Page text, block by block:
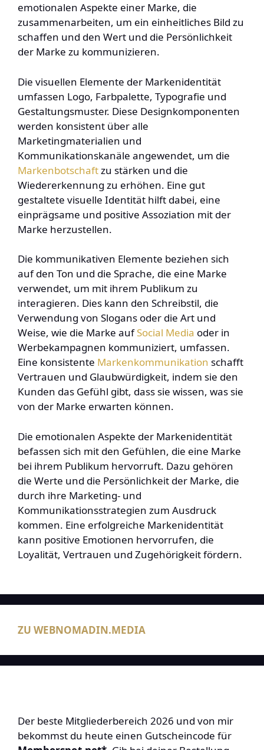
emotionalen Aspekte einer Marke, die
zusammenarbeiten, um ein einheitliches Bild zu
schaffen und den Wert und die Persönlichkeit
der Marke zu kommunizieren.
Die visuellen Elemente der Markenidentität
umfassen Logo, Farbpalette, Typografie und
Gestaltungsmuster. Diese Designkomponenten
werden konsistent über alle
Marketingmaterialien und
Kommunikationskanäle angewendet, um die
Markenbotschaft zu stärken und die
Wiedererkennung zu erhöhen. Eine gut
gestaltete visuelle Identität hilft dabei, eine
einprägsame und positive Assoziation mit der
Marke herzustellen.
Die kommunikativen Elemente beziehen sich
auf den Ton und die Sprache, die eine Marke
verwendet, um mit ihrem Publikum zu
interagieren. Dies kann den Schreibstil, die
Verwendung von Slogans oder die Art und
Weise, wie die Marke aufSocial Media oder in
Werbekampagnen kommuniziert, umfassen.
Eine konsistente Markenkommunikation schafft
Vertrauen und Glaubwürdigkeit, indem sie den
Kunden das Gefühl gibt, dass sie wissen, was sie
von der Marke erwarten können.
Die emotionalen Aspekte der Markenidentität
befassen sich mit den Gefühlen, die eine Marke
bei ihrem Publikum hervorruft. Dazu gehören
die Werte und die Persönlichkeit der Marke, die
durch ihre Marketing- und
Kommunikationsstrategien zum Ausdruck
kommen. Eine erfolgreiche Markenidentität
kann positive Emotionen hervorrufen, die
Loyalität, Vertrauen und Zugehörigkeit fördern.
ZU WEBNOMADIN.MEDIA
Der beste Mitgliederbereich 2026 und von mir
bekommst du heute einen Gutscheincode für